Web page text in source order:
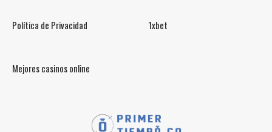
Política de Privacidad 1xbet
Mejores casinos online